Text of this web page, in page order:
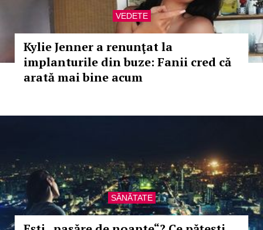
VEDETE
Kylie Jenner a renunţat la
implanturile din buze: Fanii cred că
arată mai bine acum
SĂNĂTATE